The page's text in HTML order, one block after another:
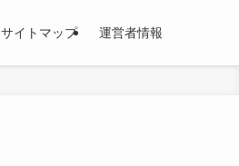
サイトマップ 運営者情報